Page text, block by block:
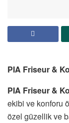
PIA Friseur &
PIA Friseur &
ekibi ve konforu
özel güzellik ve